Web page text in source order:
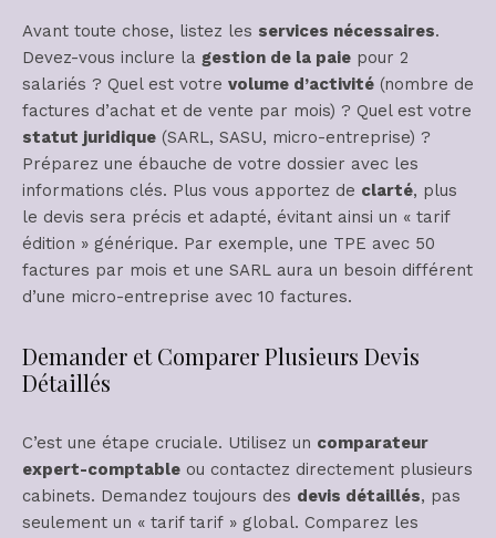
Avant toute chose, listez les services nécessaires.
Devez-vous inclure la gestion de la paie pour 2
salariés ? Quel est votre volume d’activité (nombre de
factures d’achat et de vente par mois) ? Quel est votre
statut juridique (SARL, SASU, micro-entreprise) ?
Préparez une ébauche de votre dossier avec les
informations clés. Plus vous apportez de clarté, plus
le devis sera précis et adapté, évitant ainsi un « tarif
édition » générique. Par exemple, une TPE avec 50
factures par mois et une SARL aura un besoin différent
d’une micro-entreprise avec 10 factures.
Demander et Comparer Plusieurs Devis
Détaillés
C’est une étape cruciale. Utilisez un comparateur
expert-comptable ou contactez directement plusieurs
cabinets. Demandez toujours des devis détaillés, pas
seulement un « tarif tarif » global. Comparez les